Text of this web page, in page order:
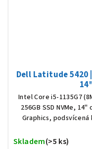
Dell Latitude 5420 |
Intel Core i5-1135G7
256GB SSD NVMe,
Graphics,
Skladem(>5 ks)